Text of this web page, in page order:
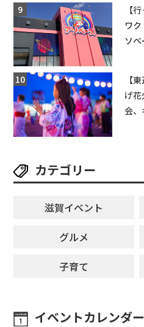
【
ワ
ソ
【
げ
会、
カテゴリー
滋賀イベント
グルメ
子育て
イベントカレンダー